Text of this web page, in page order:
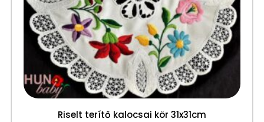
Riselt terítő kalocsai kör 31x31cm